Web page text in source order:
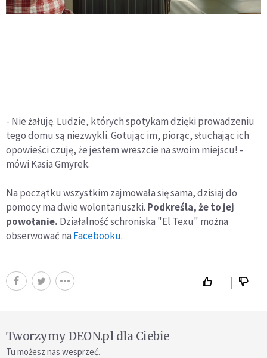
- Nie żałuję. Ludzie, których spotykam dzięki prowadzeniu
tego domu są niezwykli. Gotując im, piorąc, słuchając ich
opowieści czuję, że jestem wreszcie na swoim miejscu! -
mówi Kasia Gmyrek.
Na początku wszystkim zajmowała się sama, dzisiaj do
pomocy ma dwie wolontariuszki. Podkreśla, że to jej
powołanie. Działalność schroniska "El Texu" można
obserwować na Facebooku.
Tworzymy DEON.pl dla Ciebie
Tu możesz nas wesprzeć.